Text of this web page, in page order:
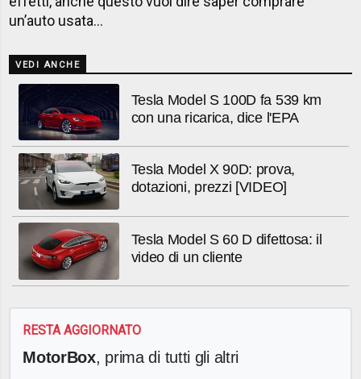
un’auto usata…
VEDI ANCHE
Tesla Model S 100D fa 539 km
con una ricarica, dice l'EPA
Tesla Model X 90D: prova,
dotazioni, prezzi [VIDEO]
Tesla Model S 60 D difettosa: il
video di un cliente
RESTA AGGIORNATO
MotorBox, prima di tutti gli altri